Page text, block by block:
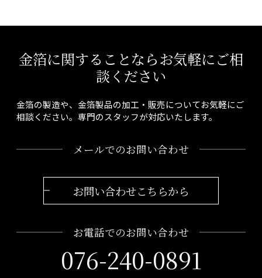
金箔に関することならお気軽にご相
談ください
金箔の製造や、金箔製品の加工・販売についてお気軽にご
相談ください。専門のスタッフが対応いたします。
メールでのお問い合わせ
お問い合わせこちらから
お電話でのお問い合わせ
076-240-0891